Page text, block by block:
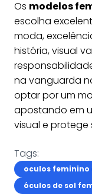
Os modelos
escolha
moda,
história, visual
na vanguarda
optar por um
apostando em
visual e protege
Tags:
oculos feminino
óculos de sol